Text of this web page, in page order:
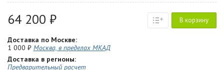
64 200 ₽ В корзину
Доставка по Москве:
1 000 ₽ Москва, в пределах МКАД
Доставка в регионы:
Предварительный расчет